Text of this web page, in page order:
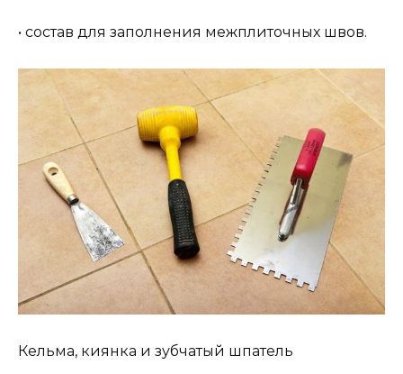
• состав для заполнения межплиточных швов.
Кельма, киянка и зубчатый шпатель